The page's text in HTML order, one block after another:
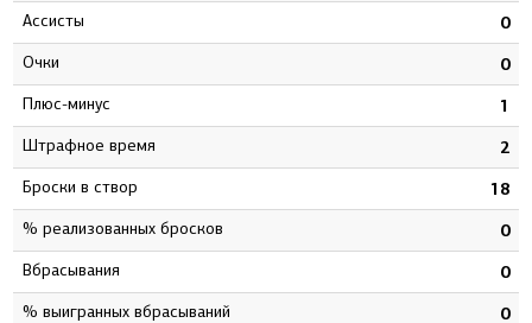
Ассисты 0
Очки 0
Плюс-минус 1
штрафное время 2
Броски в створ 18
% реализованных бросков 0
Вбрасывания 0
% выигранных вбрасываний 0